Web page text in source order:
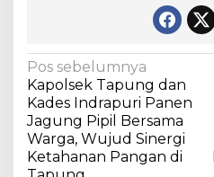
h
d
a
n
J
a
l
N
a
v
i
Pos sebelumnya
Kapolsek Tapung dan
Kades Indrapuri Panen
Jagung Pipil Bersama
Warga, Wujud Sinergi
Ketahanan Pangan di